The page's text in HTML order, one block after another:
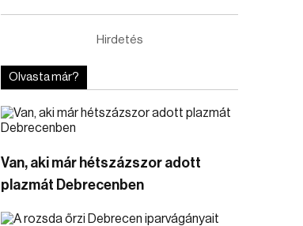
Hirdetés
Olvasta már?
Van, aki már hétszázszor adott
plazmát Debrecenben